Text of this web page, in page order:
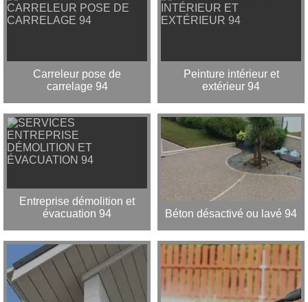
Carreleur pose de
carrelage 94
Peinture intérieur et
extérieur 94
Entreprise démolition et
évacuation 94
Béton désactivé ou lavé 94